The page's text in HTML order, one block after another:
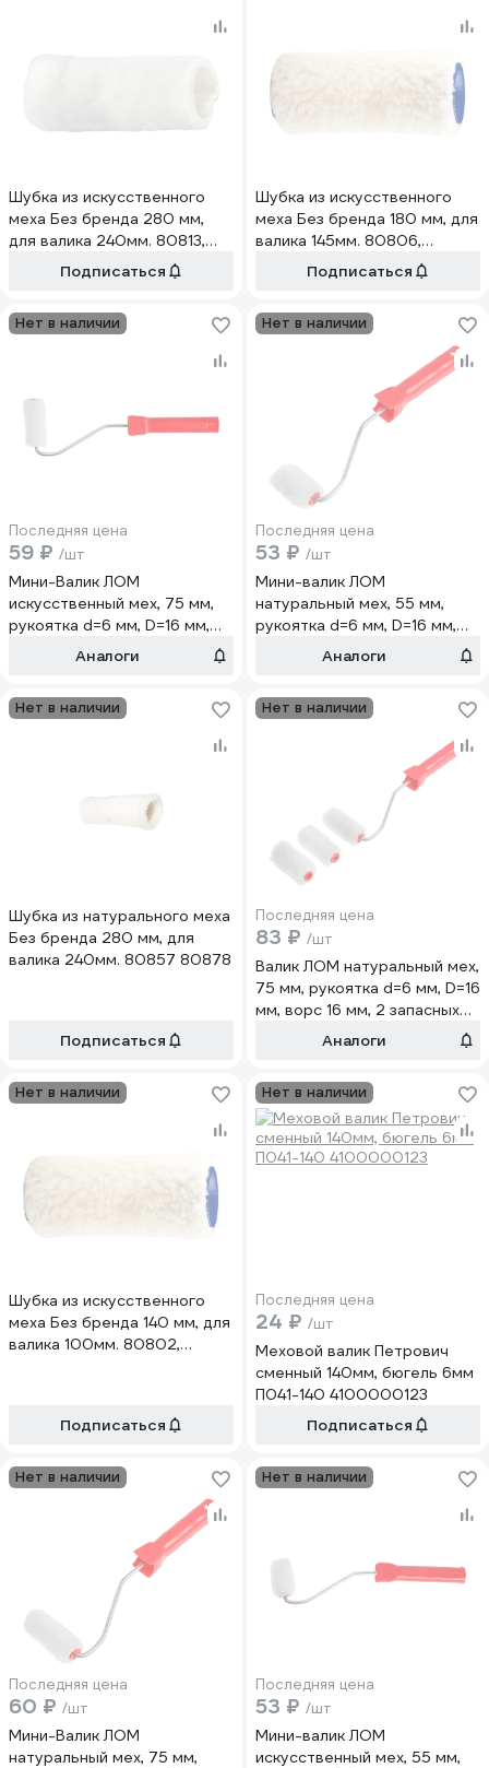
Шубка из искусственного
меха Без бренда 280 мм,
для валика 240мм. 80813,
полиэстер 80874
Подписаться
Шубка из искусственного
меха Без бренда 180 мм, для
валика 145мм. 80806,
полиэстер 80868
Подписаться
Нет в наличии
Последняя цена
59 ₽ /шт
Мини-Валик ЛОМ
искусственный мех, 75 мм,
рукоятка d=6 мм, D=16 мм,
ворс 16 мм 9950577
Аналоги
Нет в наличии
Последняя цена
53 ₽ /шт
Мини-валик ЛОМ
натуральный мех, 55 мм,
рукоятка d=6 мм, D=16 мм,
ворс 16 мм 9950580
Аналоги
Нет в наличии
Шубка из натурального меха
Без бренда 280 мм, для
валика 240мм. 80857 80878
Подписаться
Нет в наличии
Последняя цена
83 ₽ /шт
Валик ЛОМ натуральный мех,
75 мм, рукоятка d=6 мм, D=16
мм, ворс 16 мм, 2 запасных
ролика 9950613
Аналоги
Нет в наличии
Шубка из искусственного
меха Без бренда 140 мм, для
валика 100мм. 80802,
Подписаться
Нет в наличии
Последняя цена
24 ₽ /шт
Меховой валик Петрович
сменный 140мм, бюгель 6мм
П041-140 4100000123
Подписаться
Нет в наличии
Последняя цена
60 ₽ /шт
Мини-Валик ЛОМ
натуральный мех, 75 мм,
Нет в наличии
Последняя цена
53 ₽ /шт
Мини-валик ЛОМ
искусственный мех, 55 мм,